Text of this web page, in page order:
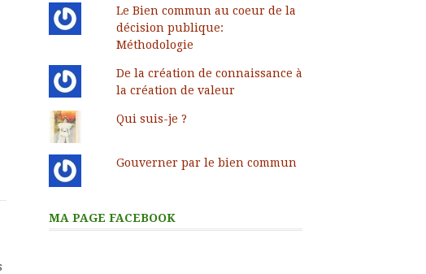
Le Bien commun au coeur de la
décision publique:
Méthodologie
De la création de connaissance à
la création de valeur
Qui suis-je ?
Gouverner par le bien commun
MA PAGE FACEBOOK